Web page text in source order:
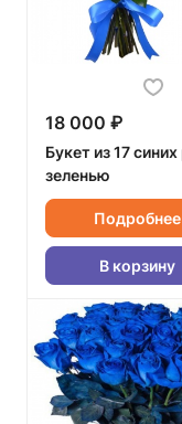
18 000 ₽
Букет из 17 синих
зеленью
Подробнее
В корзину